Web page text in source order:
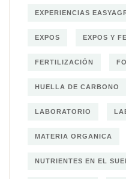
EXPERIENCIAS
EXPOS EXPOS Y
FERTILIZACIÓN
HUELLA DE CARBONO
LABORATORIO
MATERIA ORGANICA
NUTRIENTES EN EL